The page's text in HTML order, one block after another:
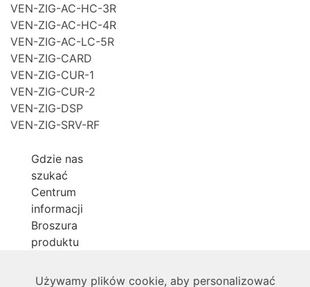
VEN-ZIG-AC-HC-3R
VEN-ZIG-AC-HC-4R
VEN-ZIG-AC-LC-5R
VEN-ZIG-CARD
VEN-ZIG-CUR-1
VEN-ZIG-CUR-2
VEN-ZIG-DSP
VEN-ZIG-SRV-RF
Gdzie nas
szukać
Centrum
informacji
Broszura
produktu
O nas
Używamy plików cookie, aby personalizować